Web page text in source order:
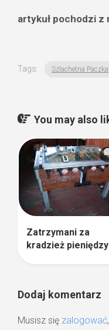
artykuł pochodzi z
Tags: Szlachetna Paczka
You may also
Zatrzymani za
kradzież pieniędzy
Dodaj komentarz
Musisz się zalogować